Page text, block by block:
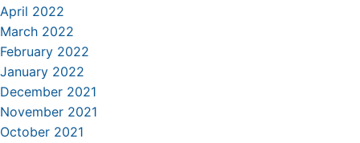
April 2022
March 2022
February 2022
January 2022
December 2021
November 2021
October 2021